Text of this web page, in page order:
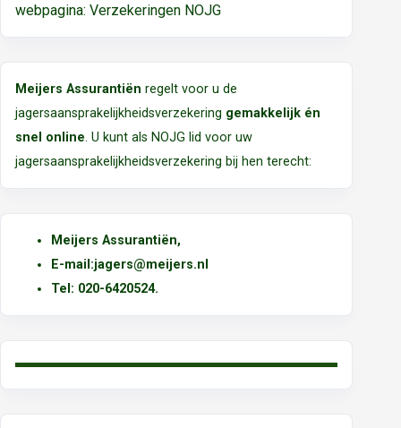
webpagina: Verzekeringen NOJG
Meijers Assurantiën regelt voor u de
jagersaansprakelijkheidsverzekering gemakkelijk én
snel online. U kunt als NOJG lid voor uw
jagersaansprakelijkheidsverzekering bij hen terecht:
Meijers Assurantiën,
E-mail:jagers@meijers.nl
Tel: 020-6420524.